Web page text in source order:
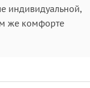
индивидуальной,
же комфорте